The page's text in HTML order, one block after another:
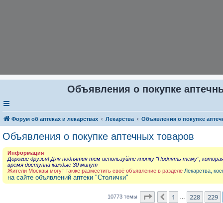
Объявления о покупке
Форум об аптеках и лекарствах Лекарства Объявления о покупке
Объявления о покупке аптечных товаров
Информация
Дорогие друзья! Для поднятия тем используйте кнопку "Поднять тему",
время доступна каждые 30 минут
Жители Москвы могут также разместить своё объявление в разделе Лекарства,
на сайте объявлений аптеки "Столички"
10773 темы Страница 230из 431
Пред.
1 228 229